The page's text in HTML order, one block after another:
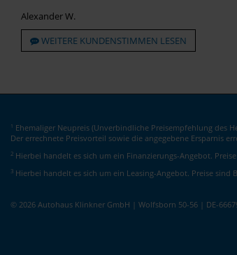
Alexander W.
WEITERE KUNDENSTIMMEN LESEN
1 Ehemaliger Neupreis (Unverbindliche Preisempfehlung des
Der errechnete Preisvorteil sowie die angegebene Ersparnis
2 Hierbei handelt es sich um ein Finanzierungs-Angebot.
3 Hierbei handelt es sich um ein Leasing-Angebot. Preise
© 2026 Autohaus Klinkner GmbH | Wolfsborn 50-56 | DE-